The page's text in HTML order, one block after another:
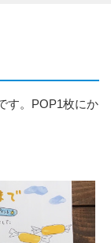
す。POP1枚にか